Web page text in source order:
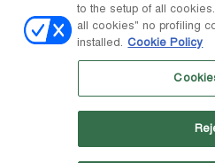
Facebook
LAND / WÄHRUNG
Schweiz / ₣ ändern
S.p.A. untersteht. Sitz in Giavera del
n. 56 | Grundkapital € 38.533.835,00
to the setup of all
all cookies" no profiling
installed. Cookie Policy